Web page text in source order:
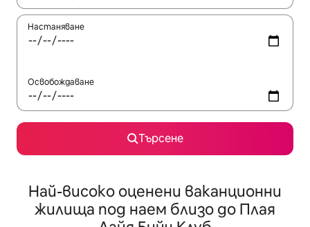
Настаняване
Освобождаване
Търсене
Най-високо оценени ваканционни
жилища под наем близо до Плая